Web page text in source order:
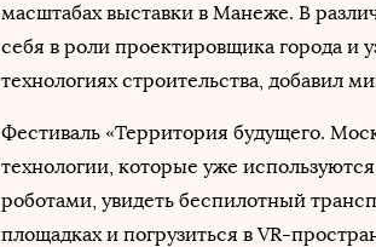
масштабах выставки в Манеже. В
себя в роли проектировщика города и
технологиях строительства, добавил
Фестиваль «Территория будущего.
технологии, которые уже
роботами, увидеть беспилотный
площадках и погрузиться в VR-